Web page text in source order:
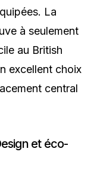
La
à seulement
au British
excellent choix
central
et éco-